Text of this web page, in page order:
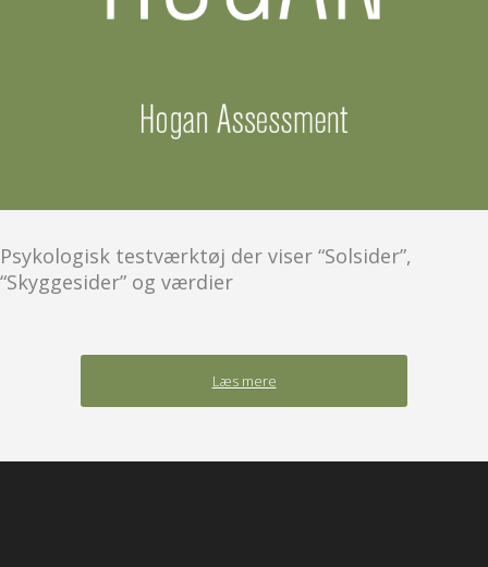
Psykologisk testværktøj der viser “Solsider”,
“Skyggesider” og værdier
Læs mere